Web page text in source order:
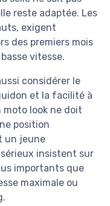
reste adaptée. Les
exigent
des premiers mois
vitesse.
considérer le
et la facilité à
moto look ne doit
position
un jeune
insistent sur
importants que
maximale ou